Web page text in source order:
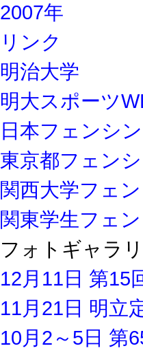
2007年
リンク
明治大学
明大スポーツ
日本フェンシ
東京都フェン
関西大学フェ
関東学生フェ
フォトギャラ
12月11日 第15
11月21日 明立
10月2～5日 第